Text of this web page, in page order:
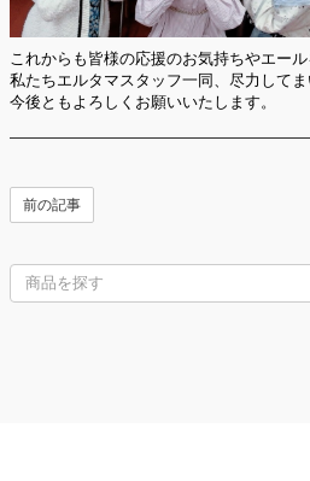
これからも皆様の応援のお気持ちやエー
私たちエルタマスタッフ一同、尽力してま
今後ともよろしくお願いいたします。
前の記事